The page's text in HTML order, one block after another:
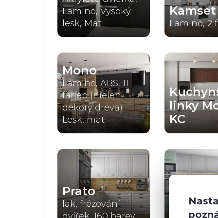
Lamino, Vysoký
lesk, Mat
Kamset
Lamino, 2
Mono
Lamino, ABS, 11
farieb (nielen
dekory dreva)
Lesk, mat
linky
KC
Prato
lak, frézování
dvierka